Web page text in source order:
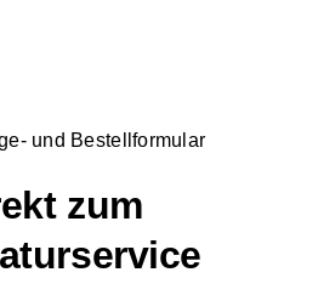
und Bestellformular
zum